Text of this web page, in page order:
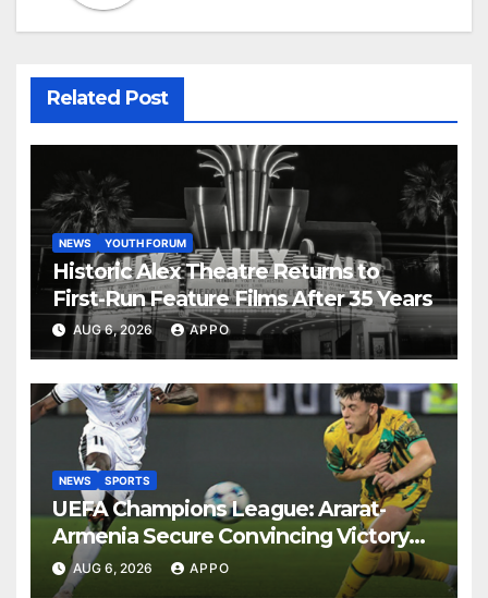
Related Post
NEWS YOUTH FORUM
Historic Alex Theatre Returns to
First-Run Feature Films After 35 Years
AUG 6, 2026 APPO
NEWS SPORTS
UEFA Champions League: Ararat-
Armenia Secure Convincing Victory
Over Shamrock Rovers 2-0
AUG 6, 2026 APPO